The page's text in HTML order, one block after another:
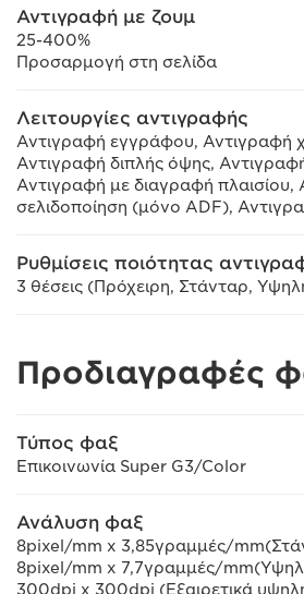
Αντιγραφή με ζουμ
25-400%
Προσαρμογή στη σελίδα
Λειτουργίες αντιγραφής
Αντιγραφή εγγράφου, Αντιγραφή
Αντιγραφή διπλής όψης,
Αντιγραφή με διαγραφή πλαισίου,
σελιδοποίηση (μόνο ADF),
Ρυθμίσεις ποιότητας
3 θέσεις (Πρόχειρη, Στάνταρ,
Προδιαγραφές
Τύπος φαξ
Επικοινωνία Super G3/Color
Ανάλυση φαξ
8pixel/mm x 3,85γραμμές/
8pixel/mm x 7,7γραμμές/
300dpi x 300dpi (Εξαιρετικά